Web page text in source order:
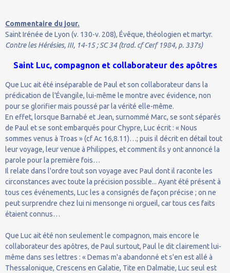
Commentaire du jour.
Saint Irénée de Lyon (v. 130-v. 208), Évêque, théologien et martyr.
Contre les Hérésies, III, 14-15 ; SC 34 (trad. cf Cerf 1984, p. 337s)
Saint Luc, compagnon et collaborateur des apôtres
Que Luc ait été inséparable de Paul et son collaborateur dans la
prédication de l'Évangile, lui-même le montre avec évidence, non
pour se glorifier mais poussé par la vérité elle-même.
En effet, lorsque Barnabé et Jean, surnommé Marc, se sont séparés
de Paul et se sont embarqués pour Chypre, Luc écrit : « Nous
sommes venus à Troas » (cf Ac 16,8.11)…; puis il décrit en détail tout
leur voyage, leur venue à Philippes, et comment ils y ont annoncé la
parole pour la première fois…
Il relate dans l'ordre tout son voyage avec Paul dont il raconte les
circonstances avec toute la précision possible... Ayant été présent à
tous ces événements, Luc les a consignés de façon précise ; on ne
peut surprendre chez lui ni mensonge ni orgueil, car tous ces faits
étaient connus…
Que Luc ait été non seulement le compagnon, mais encore le
collaborateur des apôtres, de Paul surtout, Paul le dit clairement lui-
même dans ses lettres : « Demas m'a abandonné et s'en est allé à
Thessalonique, Crescens en Galatie, Tite en Dalmatie, Luc seul est